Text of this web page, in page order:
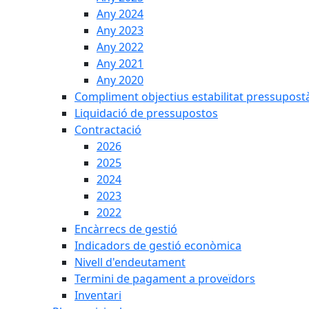
Any 2024
Any 2023
Any 2022
Any 2021
Any 2020
Compliment objectius estabilitat
Liquidació de pressupostos
Contractació
2026
2025
2024
2023
2022
Encàrrecs de gestió
Indicadors de gestió econòmica
Nivell d'endeutament
Termini de pagament a proveïdors
Inventari